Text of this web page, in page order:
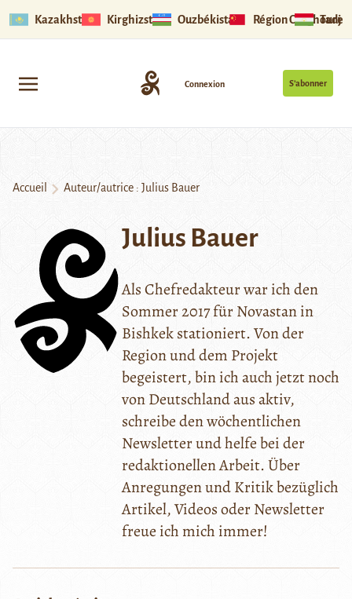
Kazakhstan Kirghizstan Ouzbékistan Région Ouïghoure
S’abonner
Connexion
Accueil Auteur/autrice : Julius Bauer
Julius Bauer
Als Chefredakteur war ich den
Sommer 2017 für Novastan in
Bishkek stationiert. Von der
Region und dem Projekt
begeistert, bin ich auch jetzt noch
von Deutschland aus aktiv,
schreibe den wöchentlichen
Newsletter und helfe bei der
redaktionellen Arbeit. Über
Anregungen und Kritik bezüglich
Artikel, Videos oder Newsletter
freue ich mich immer!